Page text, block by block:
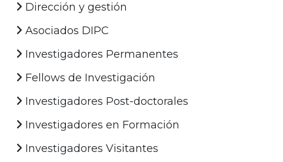
Dirección y gestión
Asociados DIPC
Investigadores Permanentes
Fellows de Investigación
Investigadores Post-doctorales
Investigadores en Formación
Investigadores Visitantes